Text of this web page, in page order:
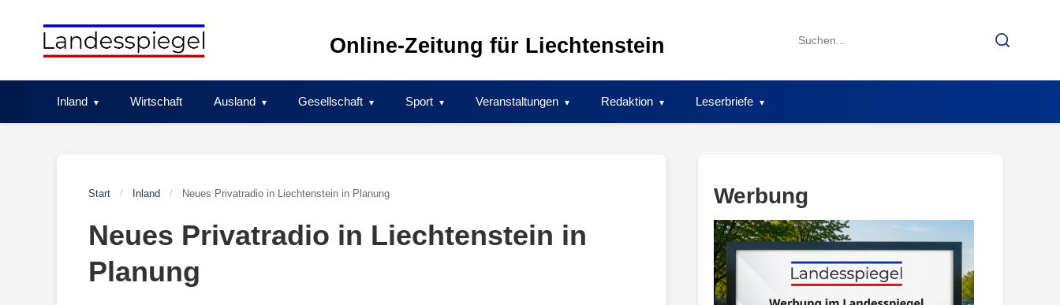
Online-Zeitung für Liechtenstein
Search
Search
Inland Wirtschaft Ausland Gesellschaft Sport Veranstaltungen Redaktion Leserbriefe
Start / Inland / Neues Privatradio in Liechtenstein in Planung
Neues Privatradio in Liechtenstein in
Planung
Werbung